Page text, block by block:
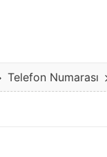
Telefon Numarası